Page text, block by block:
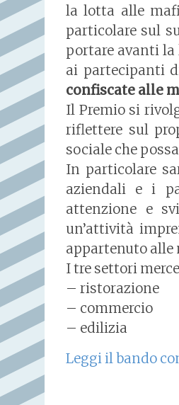
la lotta alle
particolare sul
portare avanti la
ai partecipanti
confiscate alle
Il Premio si
riflettere sul
sociale che
In particolare
aziendali e i
attenzione e
un’attività
appartenuto alle
I tre settori
– ristorazione
– commercio
– edilizia
Leggi il bando